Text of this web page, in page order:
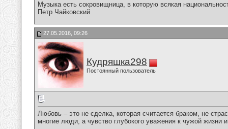
Музыка есть сокровищница, в которую всякая
Петр Чайковский
27.05.2016, 09:26
Кудряшка298
Постоянный пользователь
Любовь – это не сделка, которая считается браком, не
многие люди, а чувство глубокого уважения к чужой жизни